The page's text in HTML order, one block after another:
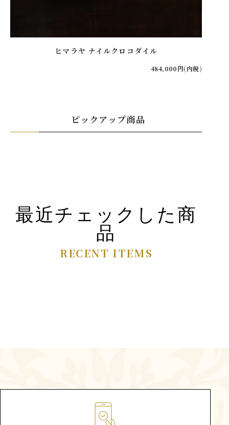
ヒマラヤ ナイルクロコダイル
484,000円(内税)
ピックアップ商品
最近チェックした商
品
RECENT ITEMS